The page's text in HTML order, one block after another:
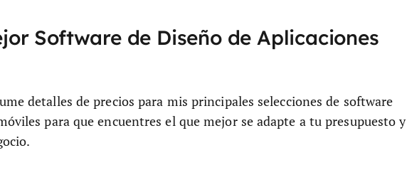
Software de Diseño de Aplicaciones
detalles de precios para mis principales selecciones de software
para que encuentres el que mejor se adapte a tu presupuesto y